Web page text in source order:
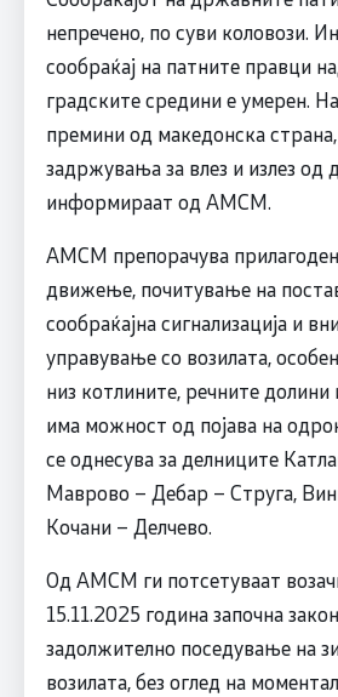
непречено, по суви коловози.
сообраќај на патните правци
градските средини е умерен.
премини од македонска
задржувања за влез и излез од
информираат од АМСМ.
АМСМ препорачува
движење, почитување на
сообраќајна сигнализација и
управување со возилата,
низ котлините, речните долини
има можност од појава на
се однесува за делниците
Маврово – Дебар – Струга,
Кочани – Делчево.
Од АМСМ ги потсетуваат
15.11.2025 година започна
задолжително поседување на
возилата, без оглед на